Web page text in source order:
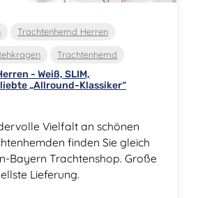
Trachtenhemd Herren
Trachtenhemd
- Weiß, SLIM,
„Allround-Klassiker“
Vielfalt an schönen
finden Sie gleich
Bayern Trachtenshop. Große
Lieferung.